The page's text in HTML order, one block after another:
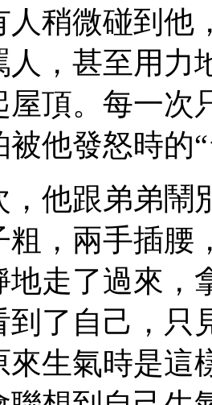
人稍微碰到他
人，甚至用力
屋頂。每一次
被他發怒時的
跟弟弟鬧
粗，兩手插腰
地走了過來，
到了自己，只
來生氣時是這